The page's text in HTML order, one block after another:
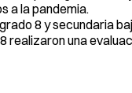
a la pandemia.
8 y secundaria
realizaron una